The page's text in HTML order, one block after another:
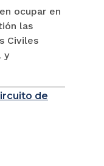
ocupar en
las
Civiles
y
de